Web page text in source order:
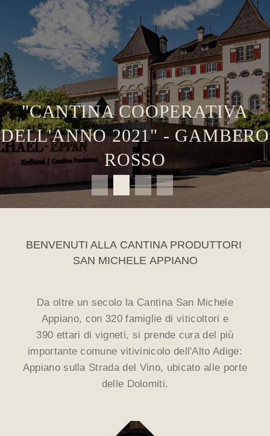
SANCT VALENTIN
BENVENUTI ALLA CANTINA PRODUTTORI
SAN MICHELE APPIANO
Da oltre un secolo la Cantina San Michele
Appiano, con 320 famiglie di viticoltori e
390 ettari di vigneti, si prende cura del più
importante comune vitivinicolo dell'Alto Adige:
Appiano sulla Strada del Vino, ubicato alle porte
delle Dolomiti.